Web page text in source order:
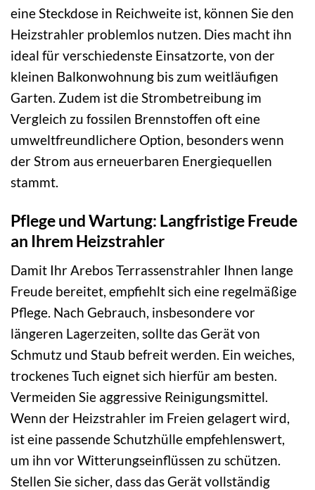
eine Steckdose in Reichweite ist, können Sie den
Heizstrahler problemlos nutzen. Dies macht ihn
ideal für verschiedenste Einsatzorte, von der
kleinen Balkonwohnung bis zum weitläufigen
Garten. Zudem ist die Strombetreibung im
Vergleich zu fossilen Brennstoffen oft eine
umweltfreundlichere Option, besonders wenn
der Strom aus erneuerbaren Energiequellen
stammt.
Pflege und Wartung: Langfristige Freude
an Ihrem Heizstrahler
Damit Ihr Arebos Terrassenstrahler Ihnen lange
Freude bereitet, empfiehlt sich eine regelmäßige
Pflege. Nach Gebrauch, insbesondere vor
längeren Lagerzeiten, sollte das Gerät von
Schmutz und Staub befreit werden. Ein weiches,
trockenes Tuch eignet sich hierfür am besten.
Vermeiden Sie aggressive Reinigungsmittel.
Wenn der Heizstrahler im Freien gelagert wird,
ist eine passende Schutzhülle empfehlenswert,
um ihn vor Witterungseinflüssen zu schützen.
Stellen Sie sicher, dass das Gerät vollständig